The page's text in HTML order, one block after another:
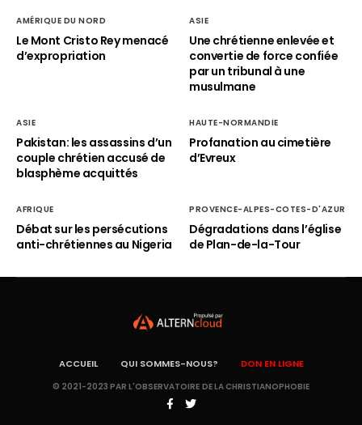
AMÉRIQUE DU NORD
Le Mont Cristo Rey menacé
d’expropriation
ASIE
Une chrétienne enlevée et
convertie de force confiée
par un tribunal à une
musulmane
ASIE
Pakistan: les assassins d’un
couple chrétien accusé de
blasphème acquittés
HAUTE-NORMANDIE
Profanation au cimetière
d’Evreux
AFRIQUE
Débat sur les persécutions
anti-chrétiennes au Nigeria
PROVENCE-ALPES-COTES-D'AZUR
Dégradations dans l’église
de Plan-de-la-Tour
ACCUEIL QUI SOMMES-NOUS? DON EN LIGNE
© 2021-2023 PAR L'OBSERVATOIRE DE LA CHRISTIANOPHOBIE